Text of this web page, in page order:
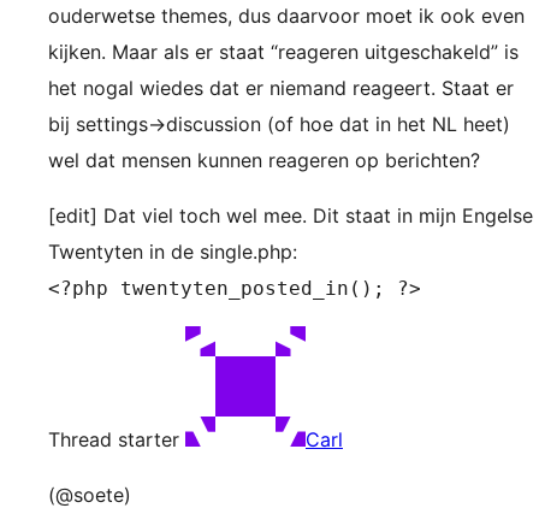
ouderwetse themes, dus daarvoor moet ik ook even
kijken. Maar als er staat “reageren uitgeschakeld” is
het nogal wiedes dat er niemand reageert. Staat er
bij settings->discussion (of hoe dat in het NL heet)
wel dat mensen kunnen reageren op berichten?
[edit] Dat viel toch wel mee. Dit staat in mijn Engelse
Twentyten in de single.php:
<?php twentyten_posted_in(); ?>
Thread starter Carl
(@soete)